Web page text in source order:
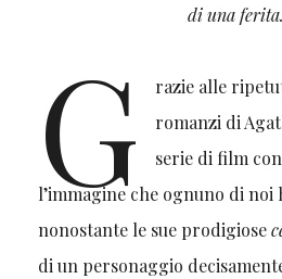
di una
G
razie alle
romanzi di
serie di film
l’immagine che ognuno di noi
nonostante le sue prodigiose
di un personaggio